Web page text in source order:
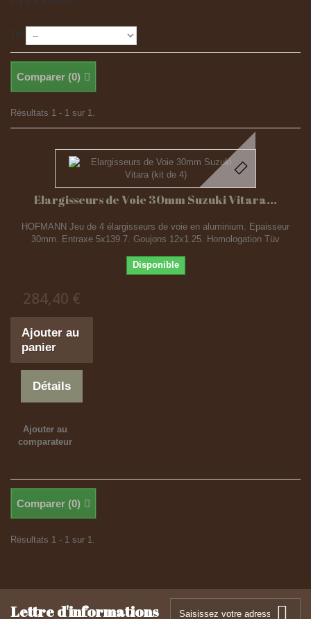
Comparer (0)
Résultats 1 - 1 sur 1.
Elargisseurs de Voie 30mm Suzuki Vitara...
HOFMANN Jeu de 4 élargisseurs de voie en aluminium. Epaisseur
30mm. Entraxe 5x139.7. Goujons 12x1.25. Homologation Tüv
Disponible
284,40 €
Ajouter au
panier
Détails
Ajouter au
comparateur
Comparer (0)
Résultats 1 - 1 sur 1.
Lettre d'informations